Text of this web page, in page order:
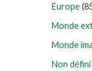
Europe
Monde
Monde
Non défini